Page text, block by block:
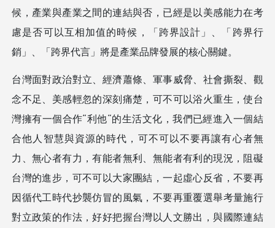
候，產業與產業之間的連結與否，已經是以美感能力在考
慮是否可以互相加值的時候，「跨界設計」、「跨界行
銷」、「跨界代言」將是產業品牌發展的核心關鍵。
台灣面對政治對立、經濟蕭條、軍事威脅、社會撕裂、觀
念不足、美感輕忽的深刻痛楚，可不可以浴火重生，使台
灣擁有一個合作“利他“的生活文化，我們已經進入一個結
合他人智慧與資源的時代，可不可以不要再讓有心者無
力、無心者有力，有能者無利、無能者有利的現況，阻礙
台灣的進步，可不可以大家團結，一起虛心反省，不要再
因循代工時代抄襲仿冒的風氣，不要再重覆選舉考量施行
對立政策的作法，好好把握台灣以人文勝出，與國際連結